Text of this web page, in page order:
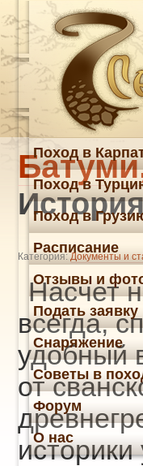
Категория: Документы и
Насчет
всегда,
удобный
от
Поход в
Поход в
Поход в
Расписание
Отзывы и
Подать заявку
Снаряжение
Советы в
Форум
О нас